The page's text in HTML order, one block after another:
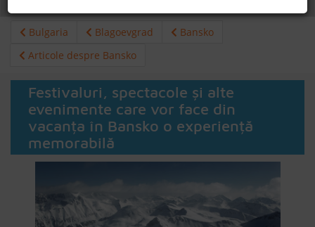
Bulgaria Blagoevgrad
Bansko
Articole despre Bansko
Festivaluri, spectacole și alte
evenimente care vor face din
vacanța în Bansko o experiență
memorabilă
LEI EURO